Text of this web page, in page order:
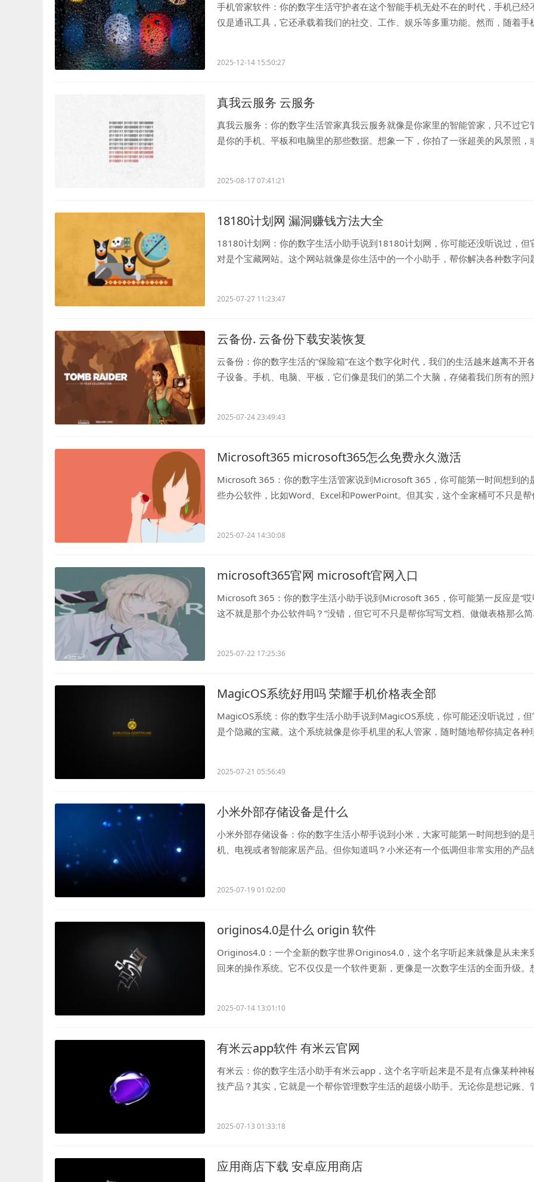
手机管家软件：你的数字生活守护者在这个智能手机无处不在的时代，手机已经
仅是通讯工具，它还承载着我们的社交、工作、娱乐等多重功能。然而，随着手
2025-12-14 15:50:27
真我云服务 云服务
真我云服务：你的数字生活管家真我云服务就像是你家里的智能管家，只不过它
是你的手机、平板和电脑里的那些数据。想象一下，你拍了一张超美的风景照，
2025-08-17 07:41:21
18180计划网 漏洞赚钱方法大全
18180计划网：你的数字生活小助手说到18180计划网，你可能还没听说过，但
对是个宝藏网站。这个网站就像是你生活中的一个小助手，帮你解决各种数字问
2025-07-27 11:23:47
云备份. 云备份下载安装恢复
云备份：你的数字生活的“保险箱”在这个数字化时代，我们的生活越来越离不开
子设备。手机、电脑、平板，它们像是我们的第二个大脑，存储着我们所有的照
2025-07-24 23:49:43
Microsoft365 microsoft365怎么免费永久激活
Microsoft 365：你的数字生活管家说到Microsoft 365，你可能第一时间想到的
些办公软件，比如Word、Excel和PowerPoint。但其实，这个全家桶可不只是帮
2025-07-24 14:30:08
microsoft365官网 microsoft官网入口
Microsoft 365：你的数字生活小助手说到Microsoft 365，你可能第一反应是“哎
这不就是那个办公软件吗？”没错，但它可不只是帮你写写文档、做做表格那么简
2025-07-22 17:25:36
MagicOS系统好用吗 荣耀手机价格表全部
MagicOS系统：你的数字生活小助手说到MagicOS系统，你可能还没听说过，
是个隐藏的宝藏。这个系统就像是你手机里的私人管家，随时随地帮你搞定各种
2025-07-21 05:56:49
小米外部存储设备是什么
小米外部存储设备：你的数字生活小帮手说到小米，大家可能第一时间想到的是
机、电视或者智能家居产品。但你知道吗？小米还有一个低调但非常实用的产品
2025-07-19 01:02:00
originos4.0是什么 origin 软件
Originos4.0：一个全新的数字世界Originos4.0，这个名字听起来就像是从未来
回来的操作系统。它不仅仅是一个软件更新，更像是一次数字生活的全面升级。
2025-07-14 13:01:10
有米云app软件 有米云官网
有米云：你的数字生活小助手有米云app，这个名字听起来是不是有点像某种神
技产品？其实，它就是一个帮你管理数字生活的超级小助手。无论你是想记账、
2025-07-13 01:33:18
应用商店下载 安卓应用商店